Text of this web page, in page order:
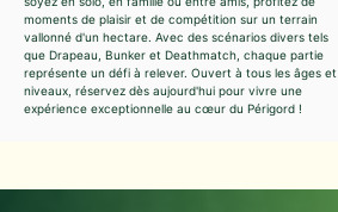
moments de plaisir et de compétition sur un terrain
vallonné d'un hectare. Avec des scénarios divers tels
que Drapeau, Bunker et Deathmatch, chaque partie
représente un défi à relever. Ouvert à tous les âges et
niveaux, réservez dès aujourd'hui pour vivre une
expérience exceptionnelle au cœur du Périgord !